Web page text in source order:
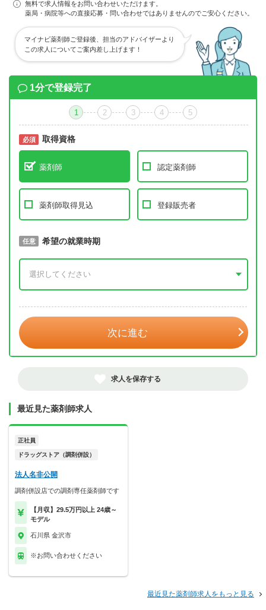
無料で求人情報をお問い合わせいただけます。
薬局・病院等への直接応募・問い合わせではありませんのでご安心ください。
マイナビ薬剤師ご登録後、担当のアドバイザーより
この求人についてご案内差し上げます！
1分で登録完了
1 2 3 4 5
必須 取得資格
薬剤師 認定薬剤師
薬剤師取得見込 登録販売者
必須 取得予定年
任意 希望の就業時期
次に進む
求人を保存する
最近見た薬剤師求人
正社員
ドラッグストア（調剤併設）
法人名非公開
調剤併設店での調剤専任薬剤師です
【月収】29.5万円以上 24歳～
モデル
石川県 金沢市
※お問い合わせください
最近見た薬剤師求人をもっと見る